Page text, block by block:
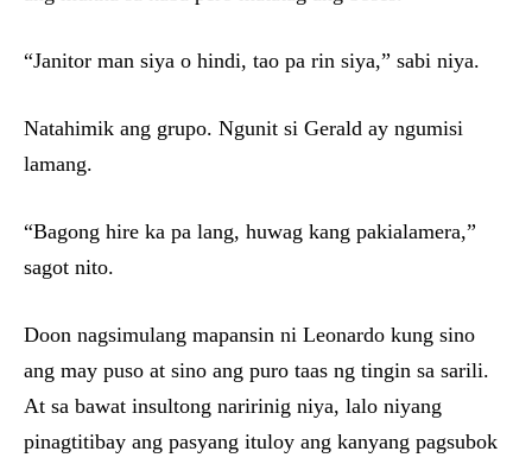
“Janitor man siya o hindi, tao pa rin siya,” sabi niya.
Natahimik ang grupo. Ngunit si Gerald ay ngumisi
lamang.
“Bagong hire ka pa lang, huwag kang pakialamera,”
sagot nito.
Doon nagsimulang mapansin ni Leonardo kung sino
ang may puso at sino ang puro taas ng tingin sa sarili.
At sa bawat insultong naririnig niya, lalo niyang
pinagtitibay ang pasyang ituloy ang kanyang pagsubok